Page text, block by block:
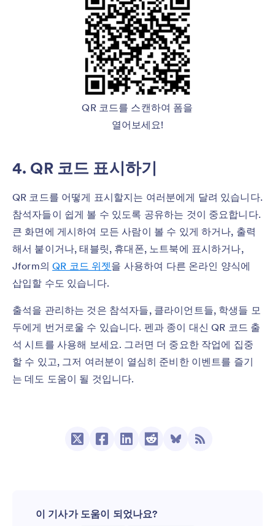
QR 코드를 스캔하여 폼을
열어보세요!
4. QR 코드 표시하기
QR 코드를 어떻게 표시할지는 여러분에게 달려 있습니다.
참석자들이 쉽게 볼 수 있도록 공유하는 것이 중요합니다.
큰 화면에 게시하여 모든 사람이 볼 수 있게 하거나, 출력
해서 붙이거나, 태블릿, 휴대폰, 노트북에 표시하거나,
Jform의QR 코드 위젯을 사용하여 다른 온라인 양식에
삽입할 수도 있습니다.
출석을 관리하는 것은 참석자들, 클라이언트들, 학생들 모
두에게 번거로울 수 있습니다. 펜과 종이 대신 QR 코드 출
석 시트를 사용해 보세요. 그러면 더 중요한 작업에 집중
할 수 있고, 그저 여러분이 열심히 준비한 이벤트를 즐기
는 데도 도움이 될 것입니다.
이 기사가 도움이 되었나요?